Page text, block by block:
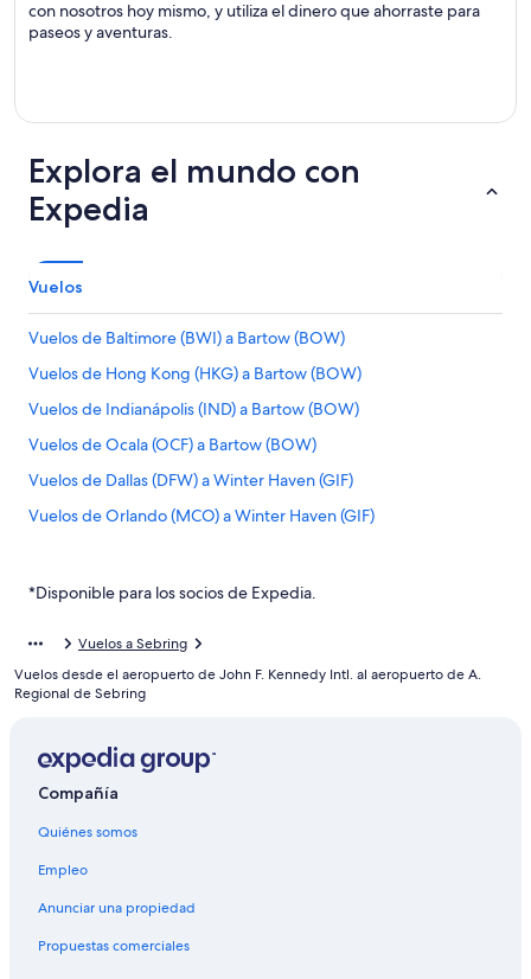
con nosotros hoy mismo, y utiliza el dinero que ahorraste para
paseos y aventuras.
Explora el mundo con
Expedia
Vuelos
Vuelos de Baltimore (BWI) a Bartow (BOW)
Vuelos de Hong Kong (HKG) a Bartow (BOW)
Vuelos de Indianápolis (IND) a Bartow (BOW)
Vuelos de Ocala (OCF) a Bartow (BOW)
Vuelos de Dallas (DFW) a Winter Haven (GIF)
Vuelos de Orlando (MCO) a Winter Haven (GIF)
Vuelos de San Juan (SJU) a Winter Haven (GIF)
De Boston a Arcadia
Vuelos de Antofagasta (ANF) a Aeropuerto de Punta Gorda
Vuelos de Naples (APF) a Aeropuerto de Punta Gorda (PGD)
Vuelos de Austin (AUS) a Aeropuerto de Punta Gorda (PGD)
(BOG) a Aeropuerto de Punta Gorda (PGD)
Vuelos de Boston (BOS) a Aeropuerto de Punta Gorda (PGD)
Vuelos de Barrow (BRW) a Aeropuerto de Punta Gorda (PGD)
*Disponible para los socios de Expedia.
Vuelos a Sebring
Vuelos desde el aeropuerto de John F. Kennedy Intl. al aeropuerto de A.
Regional de Sebring
Compañía
Quiénes somos
Empleo
Anunciar una propiedad
Propuestas comerciales